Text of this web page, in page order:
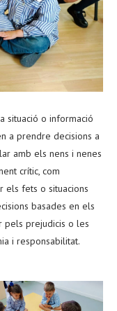
situació o informació
a prendre decisions a
amb els nens i nenes
crític, com
els fets o situacions
basades en els
pels prejudicis o les
i responsabilitat.